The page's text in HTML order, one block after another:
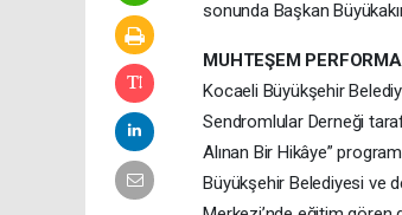
sonunda Başkan
MUHTEŞEM
Kocaeli Büyükşehir
Sendromlular Derneği
Alınan Bir Hikâye”
Büyükşehir Belediyesi ve